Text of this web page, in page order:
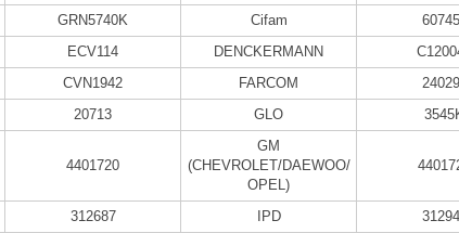
GRN5740K Cifam
ECV114 DENCKERMANN
CVN1942 FARCOM
20713 GLO
4401720
GM
(CHEVROLET/DAEWOO/
OPEL)
312687 IPD